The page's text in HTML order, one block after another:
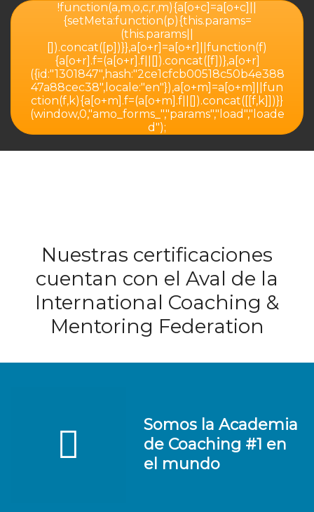
!function(a,m,o,c,r,m){a[o+c]=a[o+c]||
{setMeta:function(p){this.params=
(this.params||
[]).concat([p])}},a[o+r]=a[o+r]||function(f)
{a[o+r].f=(a[o+r].f||[]).concat([f])},a[o+r]
({id:"1301847",hash:"2ce1cfcb00518c50b4e388
47a88cec38",locale:"en"}),a[o+m]=a[o+m]||fun
ction(f,k){a[o+m].f=(a[o+m].f||[]).concat([[f,k]])}}
(window,0,"amo_forms_","params","load","loade
d");
Nuestras certificaciones
cuentan con el Aval de la
International Coaching &
Mentoring Federation
Somos la Academia
de Coaching #1 en
el mundo